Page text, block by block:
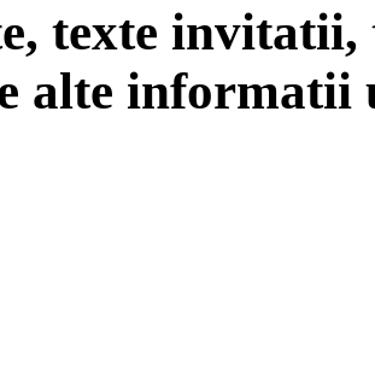
texte
alte informatii